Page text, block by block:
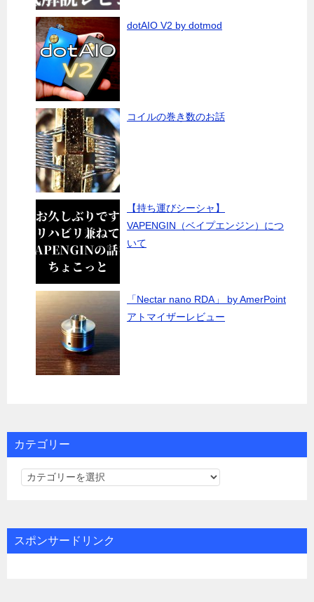
dotAIO V2 by dotmod
コイルの巻き数のお話
【持ち運びシーシャ】
VAPENGIN（ベイプエンジン）につ
いて
「Nectar nano RDA」 by AmerPoint
アトマイザーレビュー
カテゴリー
カ
リ
ー
スポンサードリンク